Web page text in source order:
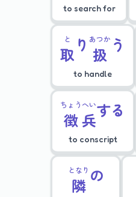
to search for
取
と り 扱
あつか う
to handle
徴
ちょう
兵
へいする
to conscript
隣
となり の